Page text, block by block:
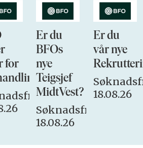
for
Er du
BFOs
nye
Teigsjef
MidtVest?
Søknadsfrist:
18.08.26
Er du
vår nye
18.08.26